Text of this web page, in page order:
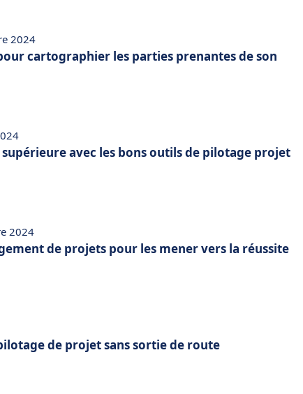
2024
cartographier les parties prenantes de son
supérieure avec les bons outils de pilotage projet
2024
de projets pour les mener vers la réussite
de projet sans sortie de route